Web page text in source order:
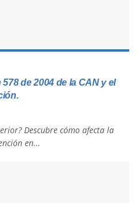
de 2004 de la CANy el
Descubre cómo afecta la
en...